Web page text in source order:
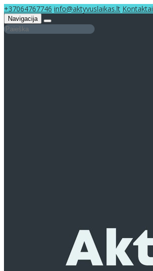
+37064767746 info@aktyvuslaikas.lt Kontaktai
Navigacija